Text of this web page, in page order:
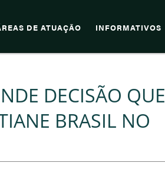
DE ATUAÇÃO INFORMATIVOS
DECISÃO QUE
BRASIL NO